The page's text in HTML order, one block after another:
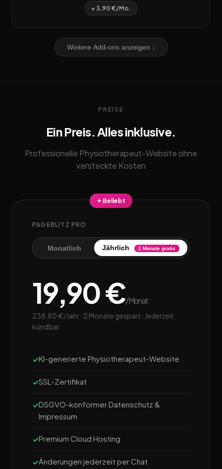
+ 3,90 €/Mo.
Weitere Add-ons anzeigen ↓
PREISE
Ein Preis. Alles inklusive.
Professionelle Physiotherapeut-Website ohne
versteckte Kosten
✦ Beliebt
PAGEBLITZ PRO
Monatlich Jährlich 2 Monate gratis
19,90 €/Monat
238,80 €/Jahr · 2 Monate gespart · Jederzeit
kündbar.
KI-generierte Physiotherapeut-Website
SSL-Zertifikat
DSGVO-konformer Datenschutz &
Impressum
Premium Cloud Hosting
Änderungen jederzeit per Chat